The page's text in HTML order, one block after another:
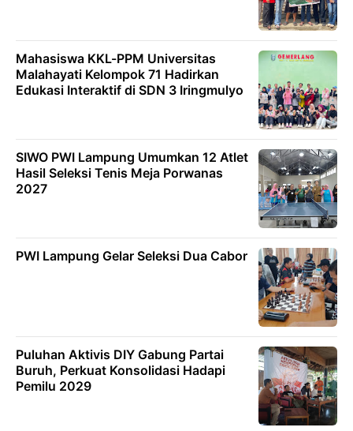
Mahasiswa KKL-PPM Universitas
Malahayati Kelompok 71 Hadirkan
Edukasi Interaktif di SDN 3 Iringmulyo
SIWO PWI Lampung Umumkan 12 Atlet
Hasil Seleksi Tenis Meja Porwanas
2027
PWI Lampung Gelar Seleksi Dua Cabor
Puluhan Aktivis DIY Gabung Partai
Buruh, Perkuat Konsolidasi Hadapi
Pemilu 2029